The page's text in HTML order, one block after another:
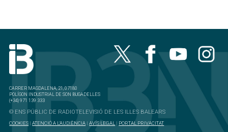
CARRER MAGDALENA, 21, 07180
POLÍGON INDUSTRIAL DE SON BUGADELLES
(+34) 971 139 333
© ENS PÚBLIC DE RADIOTELEVISIÓ DE LES ILLES BALEARS
COOKIES |ATENCIÓ A L'AUDIÈNCIA |AVÍS LEGAL | PORTAL PRIVACITAT